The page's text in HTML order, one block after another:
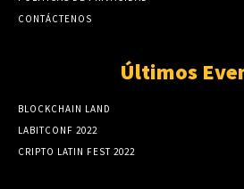
CONTÁCTENOS
Últimos
BLOCKCHAIN LAND
LABITCONF 2022
CRIPTO LATIN FEST 2022